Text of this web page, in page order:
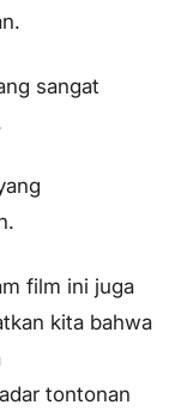
sangat
film ini juga
kita bahwa
tontonan